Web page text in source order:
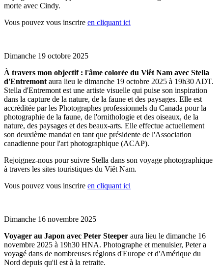
morte avec Cindy.
Vous pouvez vous inscrire en cliquant ici
Dimanche 19 octobre 2025
À travers mon objectif : l'âme colorée du Viêt Nam avec Stella
d'Entremont aura lieu le dimanche 19 octobre 2025 à 19h30 ADT.
Stella d'Entremont est une artiste visuelle qui puise son inspiration
dans la capture de la nature, de la faune et des paysages. Elle est
accréditée par les Photographes professionnels du Canada pour la
photographie de la faune, de l'ornithologie et des oiseaux, de la
nature, des paysages et des beaux-arts. Elle effectue actuellement
son deuxième mandat en tant que présidente de l'Association
canadienne pour l'art photographique (ACAP).
Rejoignez-nous pour suivre Stella dans son voyage photographique
à travers les sites touristiques du Viêt Nam.
Vous pouvez vous inscrire en cliquant ici
Dimanche 16 novembre 2025
Voyager au Japon avec Peter Steeper aura lieu le dimanche 16
novembre 2025 à 19h30 HNA. Photographe et menuisier, Peter a
voyagé dans de nombreuses régions d'Europe et d'Amérique du
Nord depuis qu'il est à la retraite.